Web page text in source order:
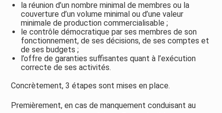
la réunion d’un nombre minimal de membres ou la
couverture d’un volume minimal ou d’une valeur
minimale de production commercialisable ;
le contrôle démocratique par ses membres de son
fonctionnement, de ses décisions, de ses comptes et
de ses budgets ;
l’offre de garanties suffisantes quant à l’exécution
correcte de ses activités.
Concrètement, 3 étapes sont mises en place.
Premièrement, en cas de manquement conduisant au